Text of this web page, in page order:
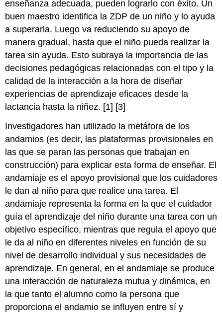
enseñanza adecuada, pueden lograrlo con éxito. Un
buen maestro identifica la ZDP de un niño y lo ayuda
a superarla. Luego va reduciendo su apoyo de
manera gradual, hasta que el niño pueda realizar la
tarea sin ayuda. Esto subraya la importancia de las
decisiones pedagógicas relacionadas con el tipo y la
calidad de la interacción a la hora de diseñar
experiencias de aprendizaje eficaces desde la
lactancia hasta la niñez. [1] [3]
Investigadores han utilizado la metáfora de los
andamios (es decir, las plataformas provisionales en
las que se paran las personas que trabajan en
construcción) para explicar esta forma de enseñar. El
andamiaje es el apoyo provisional que los cuidadores
le dan al niño para que realice una tarea. El
andamiaje representa la forma en la que el cuidador
guía el aprendizaje del niño durante una tarea con un
objetivo específico, mientras que regula el apoyo que
le da al niño en diferentes niveles en función de su
nivel de desarrollo individual y sus necesidades de
aprendizaje. En general, en el andamiaje se produce
una interacción de naturaleza mutua y dinámica, en
la que tanto el alumno como la persona que
proporciona el andamio se influyen entre sí y